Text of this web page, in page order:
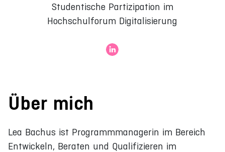
Studentische Partizipation im
Hochschulforum Digitalisierung
Über mich
Lea Bachus ist Programmmanagerin im Bereich
Entwickeln, Beraten und Qualifizieren im